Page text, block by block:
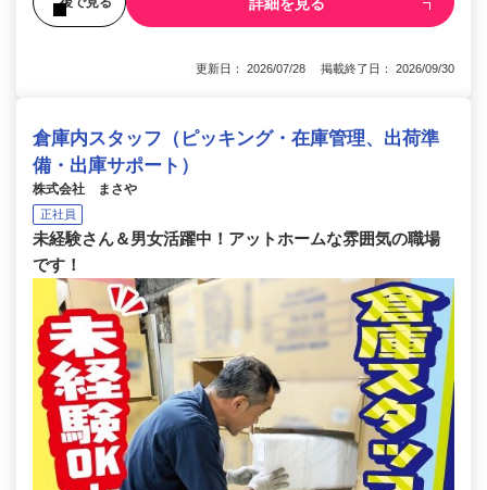
更新日： 2026/07/28 掲載終了日： 2026/09/30
倉庫内スタッフ（ピッキング・在庫管理、出荷準
備・出庫サポート）
株式会社 まさや
正社員
未経験さん＆男女活躍中！アットホームな雰囲気の職場
です！